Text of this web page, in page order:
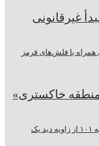
غیرقانونی
خاکستری»